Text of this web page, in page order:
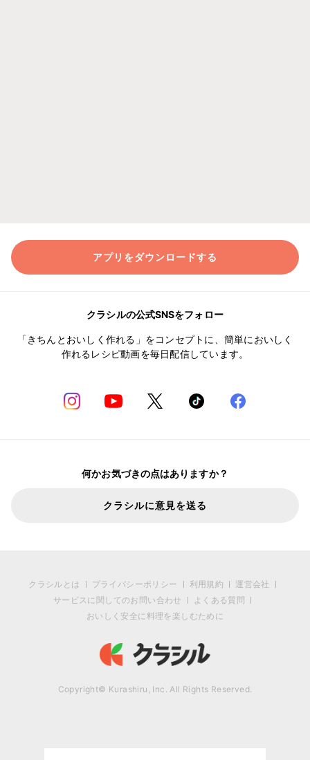
アプリをダウンロードする
クラシルの公式SNSをフォロー
「きちんとおいしく作れる」をコンセプトに、簡単においしく
作れるレシピ動画を毎日配信しています。
何かお気づきの点はありますか？
クラシルに意見を送る
クラシルとは プライバシーポリシー 利用規約
運営会社
サービスに関してのお問い合わせ
よくある質問
おいしく安全に料理を楽しむために
Copyright© Kurashiru, Inc. All Rights Reserved.